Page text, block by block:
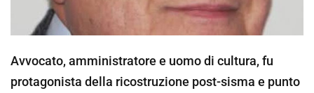
Avvocato, amministratore e uomo di cultura, fu
protagonista della ricostruzione post-sisma e punto